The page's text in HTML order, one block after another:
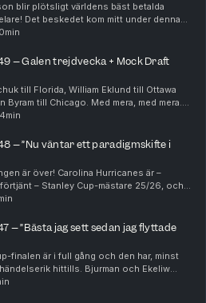
blir plötsligt världens bäst betalda
Det beskedet kom mitt under denna
men klipps in i börja av avsnittet. Ni får
– Galen trejdvecka + Mock Draft
till Florida, William Eklund till Ottawa
Byram till Chicago. Med mera, med mera.
och Jonathan Ekeliw har flera stekheta
– ”Nu väntar ett paradigmskifte i
är över! Carolina Hurricanes är –
– Stanley Cup-mästare 25/26, och
och Jonathan Ekeliw djupanalyserar
– ”Bästa jag sett sedan jag flyttade
finalen är i full gång och den har, minst
hittills. Bjurman och Ekeliw
och analysera de galna matcherna